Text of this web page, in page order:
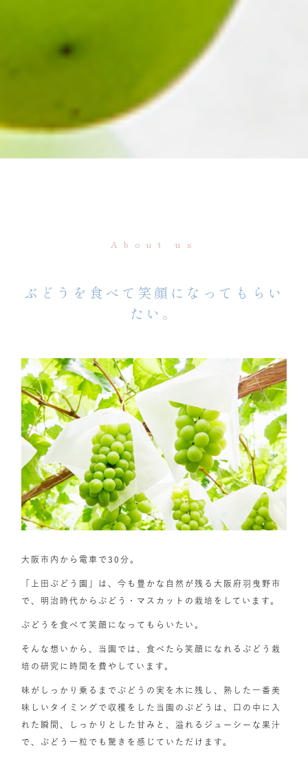
About us
ぶどうを食べて笑顔になってもらい
たい。
大阪市内から電車で30分。
「上田ぶどう園」は、今も豊かな自然が残る大阪府羽曳野市
で、明治時代からぶどう・マスカットの栽培をしています。
ぶどうを食べて笑顔になってもらいたい。
そんな想いから、当園では、食べたら笑顔になれるぶどう栽
培の研究に時間を費やしています。
味がしっかり乗るまでぶどうの実を木に残し、熟した一番美
味しいタイミングで収穫をした当園のぶどうは、口の中に入
れた瞬間、しっかりとした甘みと、溢れるジューシーな果汁
で、ぶどう一粒でも驚きを感じていただけます。